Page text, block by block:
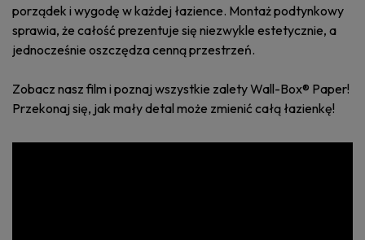
porządek i wygodę w każdej łazience. Montaż podtynkowy
sprawia, że całość prezentuje się niezwykle estetycznie, a
jednocześnie oszczędza cenną przestrzeń.
Zobacz nasz film i poznaj wszystkie zalety Wall-Box® Paper!
Przekonaj się, jak mały detal może zmienić całą łazienkę!